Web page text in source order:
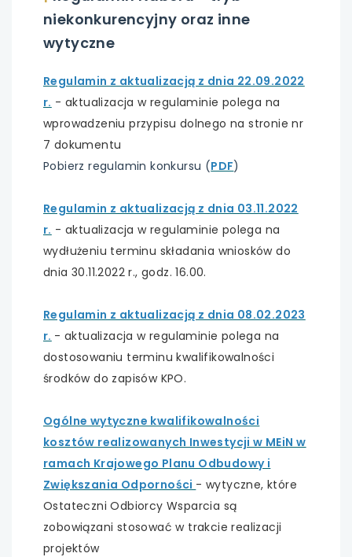
uwaga, link otwiera się w nowej karcie
uwaga, link otwiera się w nowej karcie
uwaga, link otwiera się w nowej karcie
uwaga, link otwiera się w nowej karcie
uwaga, link otwiera się w nowej karcie
uwaga, link otwiera się w nowej karcie
uwaga, link otwiera się w nowej karcie
uwaga, link otwiera się w nowej karcie
uwaga, link otwiera się w nowej karcie
niekonkurencyjny oraz inne
wytyczne
Regulamin z aktualizacją z dnia 22.09.2022
r. - aktualizacja w regulaminie polega na
wprowadzeniu przypisu dolnego na stronie nr
7 dokumentu
Pobierz regulamin konkursu (PDF)
Regulamin z aktualizacją z dnia 03.11.2022
r. - aktualizacja w regulaminie polega na
wydłużeniu terminu składania wniosków do
dnia 30.11.2022 r., godz. 16.00.
Regulamin z aktualizacją z dnia 08.02.2023
r. - aktualizacja w regulaminie polega na
dostosowaniu terminu kwalifikowalności
środków do zapisów KPO.
Ogólne wytyczne kwalifikowalności
kosztów realizowanych Inwestycji w MEiN w
ramach Krajowego Planu Odbudowy i
Zwiększania Odporności - wytyczne, które
Ostateczni Odbiorcy Wsparcia są
zobowiązani stosować w trakcie realizacji
projektów